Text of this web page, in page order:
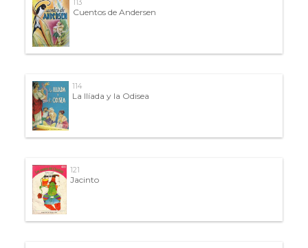
113
Cuentos de Andersen
114
La Ilíada y la Odisea
121
Jacinto